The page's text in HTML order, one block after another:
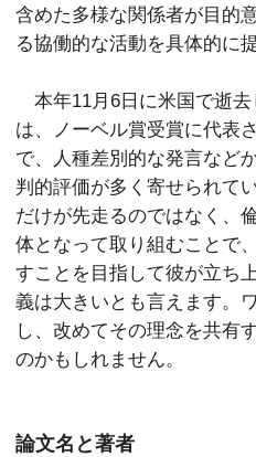
含めた多様な関係者が目的
る協働的な活動を具体的に
本年11月6日に米国で逝去
は、ノーベル賞受賞に代表
で、人種差別的な発言など
判的評価が多く寄せられて
だけが先走るのではなく、
体となって取り組むことで
すことを目指して彼が立ち
義は大きいとも言えます。
し、改めてその理念を共有
のかもしれません。
論文名と著者